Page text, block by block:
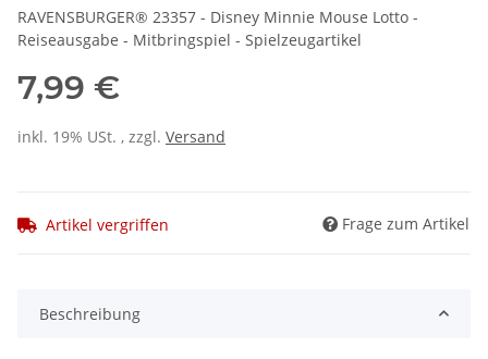
RAVENSBURGER® 23357 - Disney Minnie Mouse Lotto -
Reiseausgabe - Mitbringspiel - Spielzeugartikel
7,99 €
inkl. 19% USt. , zzgl. Versand
Artikel vergriffen Frage zum Artikel
Beschreibung